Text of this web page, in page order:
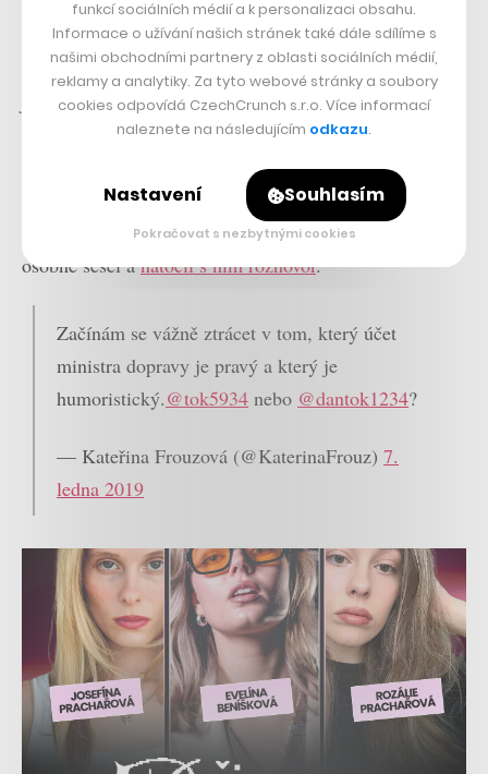
lidé žijící úplně normálním životem, kteří tuto činnost
chápou spíše jako zábavu. Ostatně správa a budování
fanouškovské základny u podobných stránek je velmi
mravenčí práce, která vyžaduje určitou dávku talentu,
smyslu pro humor a nadšení pro věc,“míní šéf
agentury Fairy Tailors, který se například s autorem
neoficiálního profilu Jiřího Ovčáčka na Facebooku
osobně sešel anatočil s ním rozhovor.
Začínám se vážně ztrácet v tom, který účet
ministra dopravy je pravý a který je
humoristický.@tok5934 nebo @dantok1234?
— Kateřina Frouzová (@KaterinaFrouz) 7.
ledna 2019
funkcí sociálních médií a k personalizaci obsahu.
Informace o užívání našich stránek také dále sdílíme s
našimi obchodními partnery z oblasti sociálních médií,
reklamy a analytiky. Za tyto webové stránky a soubory
cookies odpovídá CzechCrunch s.r.o. Více informací
naleznete na následujícím odkazu.
Nastavení Souhlasím
Pokračovat s nezbytnými cookies